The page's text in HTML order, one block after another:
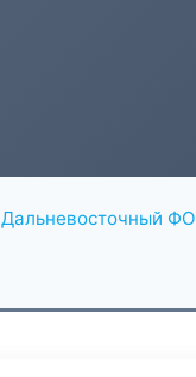
Дальневосточный ФО